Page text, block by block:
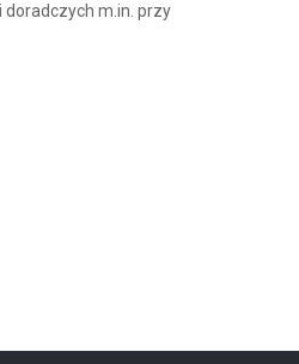
doradczych m.in. przy